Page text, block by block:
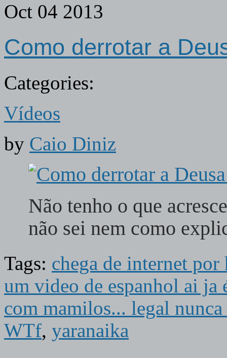
Oct 04 2013
Como derrotar a
Categories:
Vídeos
by Caio Diniz
Não tenho o que
não sei nem como
Tags: chega de internet por
um video de espanhol ai ja
com mamilos... legal
WTf, yaranaika